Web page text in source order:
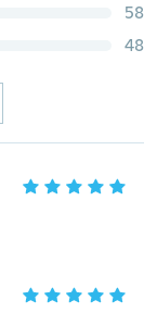
58
48